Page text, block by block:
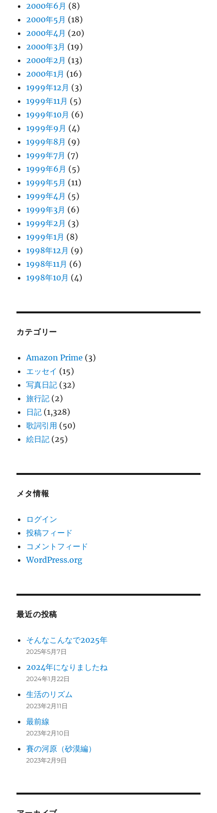
2000年6月 (8)
2000年5月 (18)
2000年4月 (20)
2000年3月 (19)
2000年2月 (13)
2000年1月 (16)
1999年12月 (3)
1999年11月 (5)
1999年10月 (6)
1999年9月 (4)
1999年8月 (9)
1999年7月 (7)
1999年6月 (5)
1999年5月 (11)
1999年4月 (5)
1999年3月 (6)
1999年2月 (3)
1999年1月 (8)
1998年12月 (9)
1998年11月 (6)
1998年10月 (4)
カテゴリー
Amazon Prime (3)
エッセイ (15)
写真日記 (32)
旅行記 (2)
日記 (1,328)
歌詞引用 (50)
絵日記 (25)
メタ情報
ログイン
投稿フィード
コメントフィード
WordPress.org
最近の投稿
そんなこんなで2025年
2025年5月7日
2024年になりましたね
2024年1月22日
生活のリズム
2023年2月11日
最前線
2023年2月10日
賽の河原（砂漠編）
2023年2月9日